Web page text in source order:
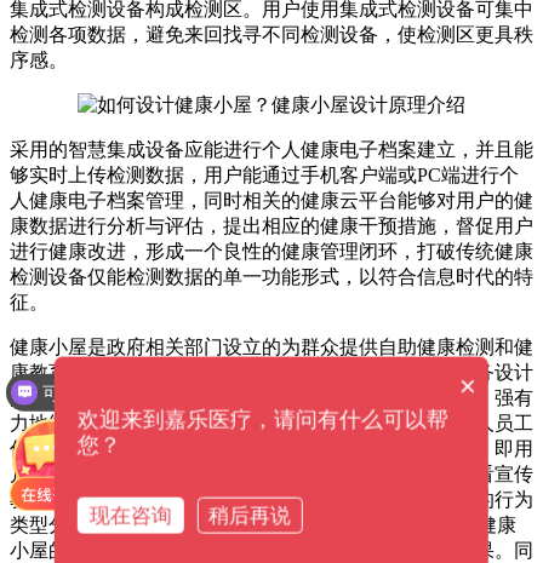
集成式检测设备构成检测区。用户使用集成式检测设备可集中
检测各项数据，避免来回找寻不同检测设备，使检测区更具秩
序感。
采用的智慧集成设备应能进行个人健康电子档案建立，并且能
够实时上传检测数据，用户能通过手机客户端或PC端进行个
人健康电子档案管理，同时相关的健康云平台能够对用户的健
康数据进行分析与评估，提出相应的健康干预措施，督促用户
进行健康改进，形成一个良性的健康管理闭环，打破传统健康
检测设备仅能检测数据的单一功能形式，以符合信息时代的特
征。
健康小屋是政府相关部门设立的为群众提供自助健康检测和健
康教育的场所，以提供健康服务为要点的场所应遵循服务设计
的相关原则：用户控制服务过程，分割愉快，整合不满，强有
力地结束。因此，健康小屋中的检测区、宣传区与医护人员工
作区应相对独立，使用户有足够的自主控制服务的过程，即用
户在检测区中进行自助检测，在宣传区中自助选择与查看宣传
教育内容。另外，相对独立的空间将用户在健康小屋中的行为
类型分为“咨询”、“查询”与“检测”3个部分，不仅能提高健康
小屋的服务质量，而且能起到分流人群，避免拥挤的效果。同
×
欢迎来到嘉乐医疗，请问有什么可以帮
您？
现在咨询 稍后再说